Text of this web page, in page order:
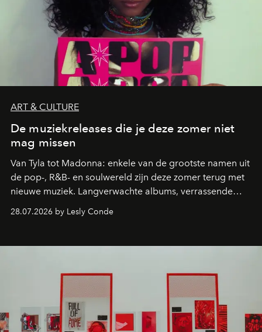
ART & CULTURE
De muziekreleases die je deze zomer niet
mag missen
Van Tyla tot Madonna: enkele van de grootste namen uit
de pop-, R&B- en soulwereld zijn deze zomer terug met
nieuwe muziek. Langverwachte albums, verrassende
comebacks en veelbelovende nieuwe projecten: dit zijn
de releases die je niet mag missen.
28.07.2026 by Lesly Conde